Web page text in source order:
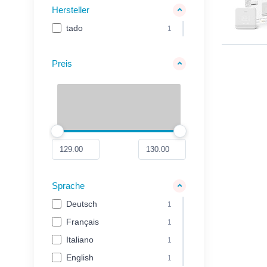
Hersteller
tado 1
Preis
Sprache
Deutsch 1
Français 1
Italiano 1
English 1